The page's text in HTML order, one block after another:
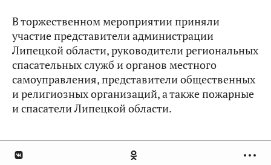
В торжественном мероприятии приняли
участие представители администрации
Липецкой области, руководители региональных
спасательных служб и органов местного
самоуправления, представители общественных
и религиозных организаций, а также пожарные
и спасатели Липецкой области.